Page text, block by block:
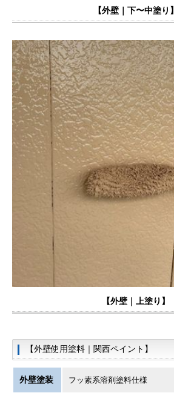
【外壁｜下〜中塗り】
【外壁｜上塗り】
【外壁使用塗料｜関西ペイント】
外壁塗装 フッ素系溶剤塗料仕様